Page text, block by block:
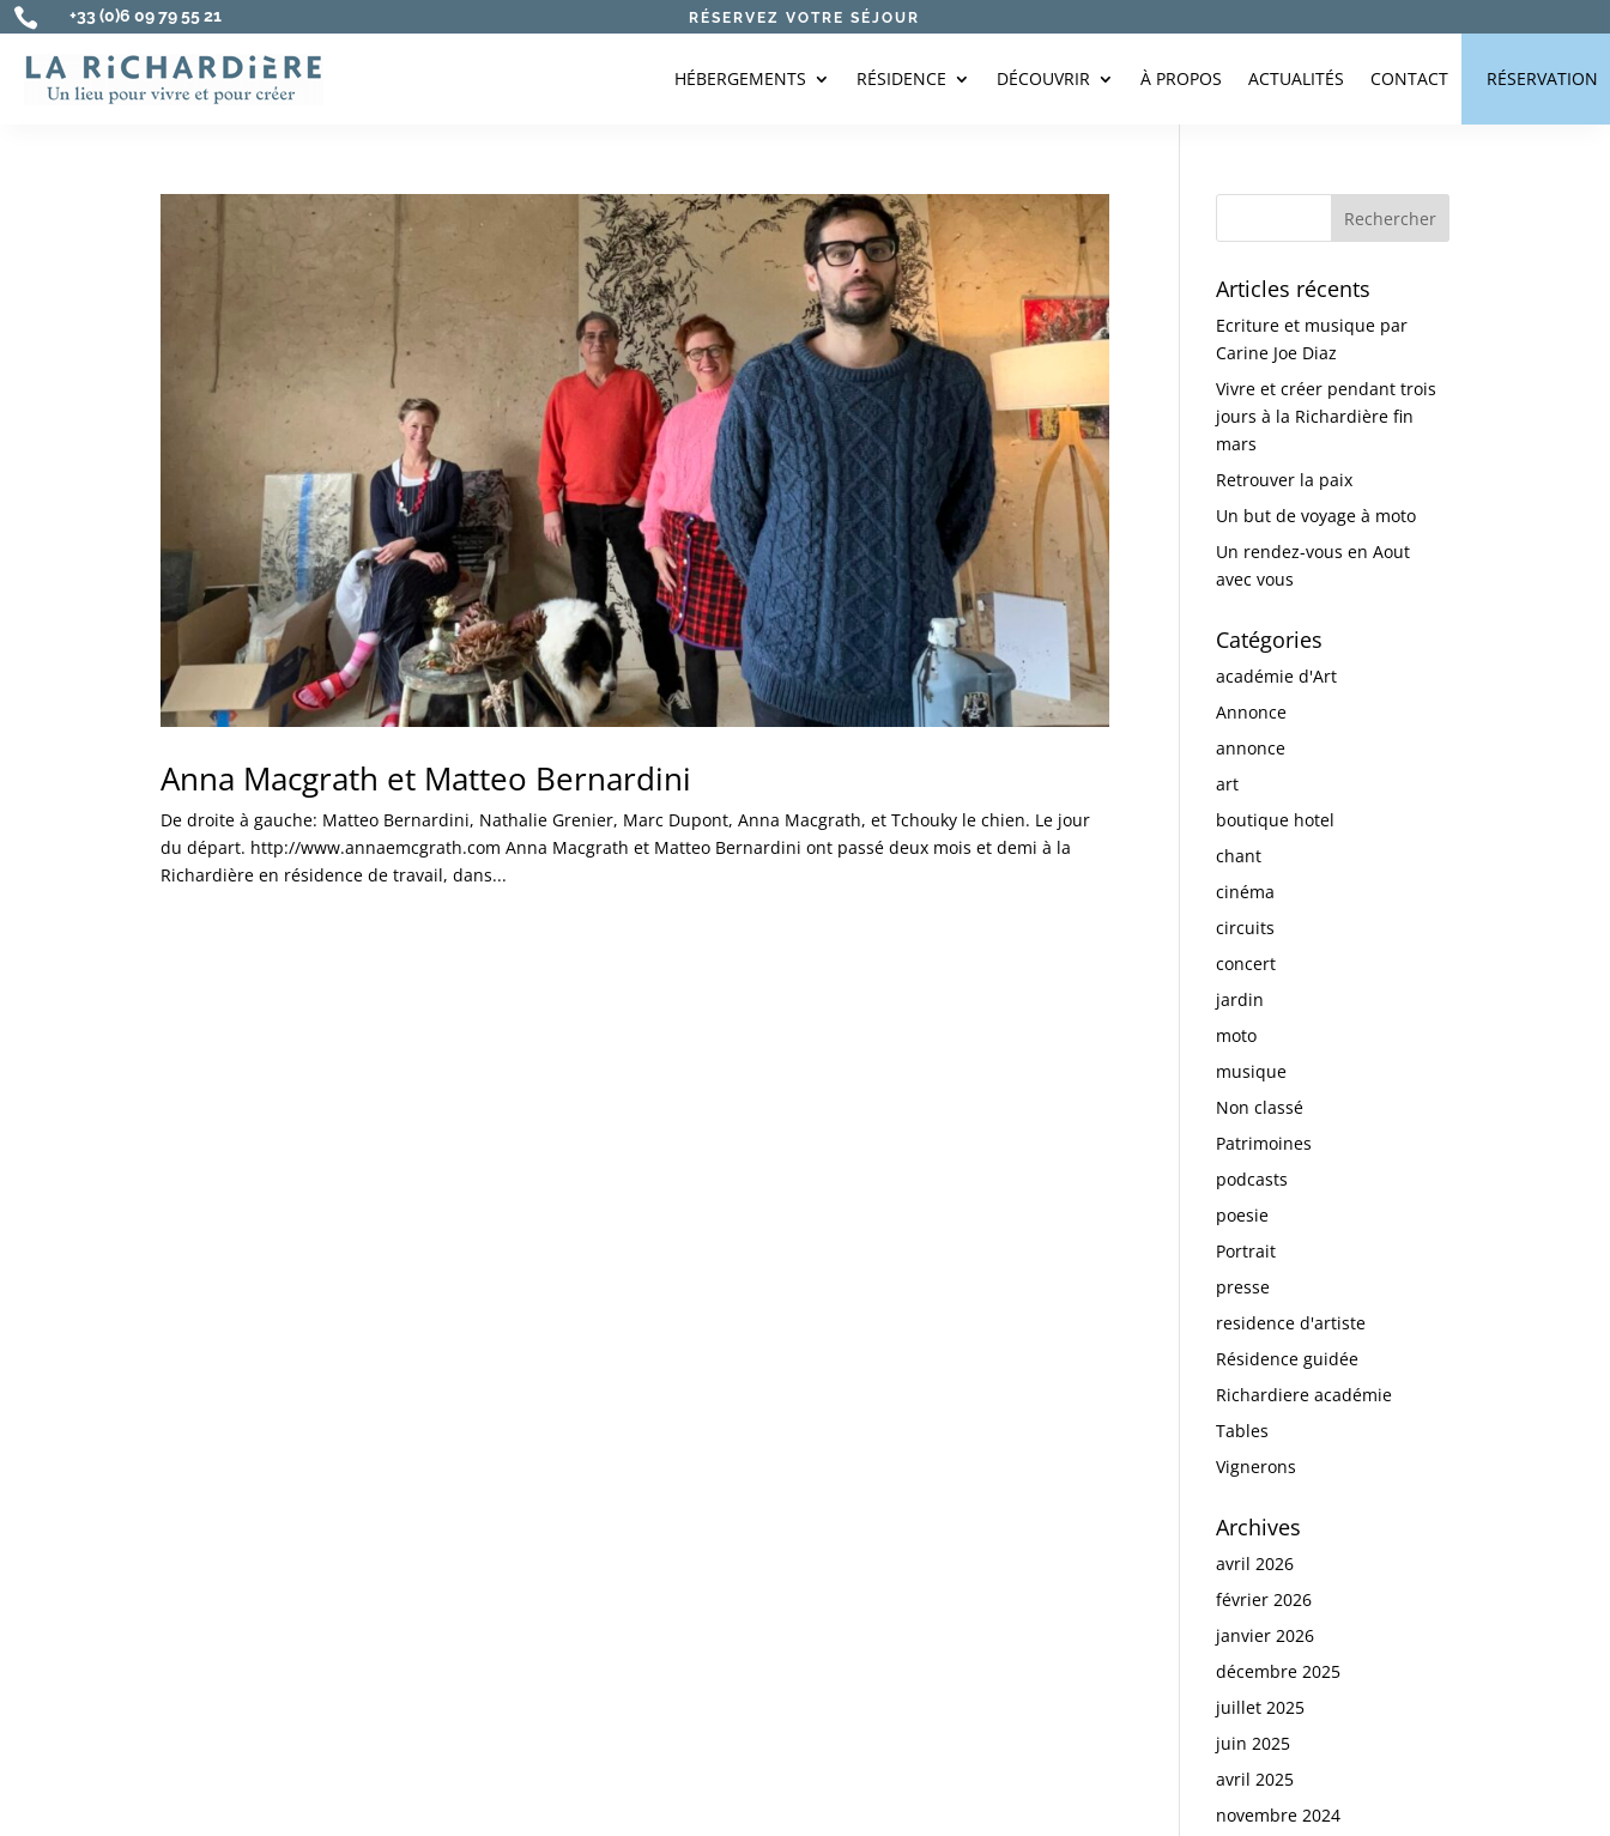
 +33 (0)6 09 79 55 21 RÉSERVEZ VOTRE SÉJOUR
HÉBERGEMENTS RÉSIDENCE DÉCOUVRIR À PROPOS ACTUALITÉS CONTACT RÉSERVATION
Anna Macgrath et Matteo Bernardini
De droite à gauche: Matteo Bernardini, Nathalie Grenier, Marc Dupont, Anna Macgrath, et Tchouky le chien. Le jour
du départ. http://www.annaemcgrath.com Anna Macgrath et Matteo Bernardini ont passé deux mois et demi à la
Richardière en résidence de travail, dans...
Articles récents
Ecriture et musique par
Carine Joe Diaz
Vivre et créer pendant trois
jours à la Richardière fin
mars
Retrouver la paix
Un but de voyage à moto
Un rendez-vous en Aout
avec vous
Catégories
académie d'Art
Annonce
annonce
art
boutique hotel
chant
cinéma
circuits
concert
jardin
moto
musique
Non classé
Patrimoines
podcasts
poesie
Portrait
presse
residence d'artiste
Résidence guidée
Richardiere académie
Tables
Vignerons
Archives
avril 2026
février 2026
janvier 2026
décembre 2025
juillet 2025
juin 2025
avril 2025
novembre 2024